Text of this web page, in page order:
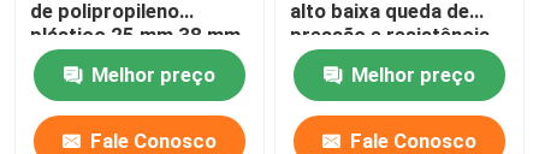
de polipropileno
plástico 25 mm 38 mm
50 mm 76 mm
Melhor preço
Fale Conosco
alto baixa queda de
pressão e resistência
Melhor preço
Fale Conosco